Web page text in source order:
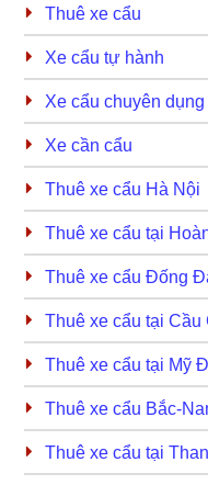
Thuê xe cẩu
Xe cẩu tự hành
Xe cẩu chuyên dụng
Xe cần cẩu
Thuê xe cẩu Hà Nội
Thuê xe cẩu tại
Thuê xe cẩu Đống
Thuê xe cẩu tại Cầu
Thuê xe cẩu tại Mỹ
Thuê xe cẩu Bắc-
Thuê xe cẩu tại